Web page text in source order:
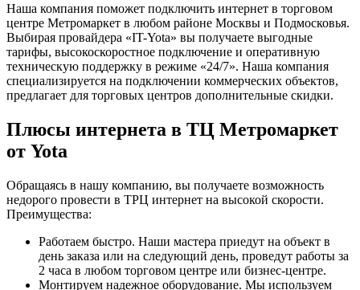
Наша компания поможет подключить интернет в торговом
центре Метромаркет в любом районе Москвы и Подмосковья.
Выбирая провайдера «IT-Yota» вы получаете выгодные
тарифы, высокоскоростное подключение и оперативную
техническую поддержку в режиме «24/7». Наша компания
специализируется на подключении коммерческих объектов,
предлагает для торговых центров дополнительные скидки.
Плюсы интернета в ТЦ Метромаркет
от Yota
Обращаясь в нашу компанию, вы получаете возможность
недорого провести в ТРЦ интернет на высокой скорости.
Преимущества:
Работаем быстро. Наши мастера приедут на объект в
день заказа или на следующий день, проведут работы за
2 часа в любом торговом центре или бизнес-центре.
Монтируем надежное оборудование. Мы используем